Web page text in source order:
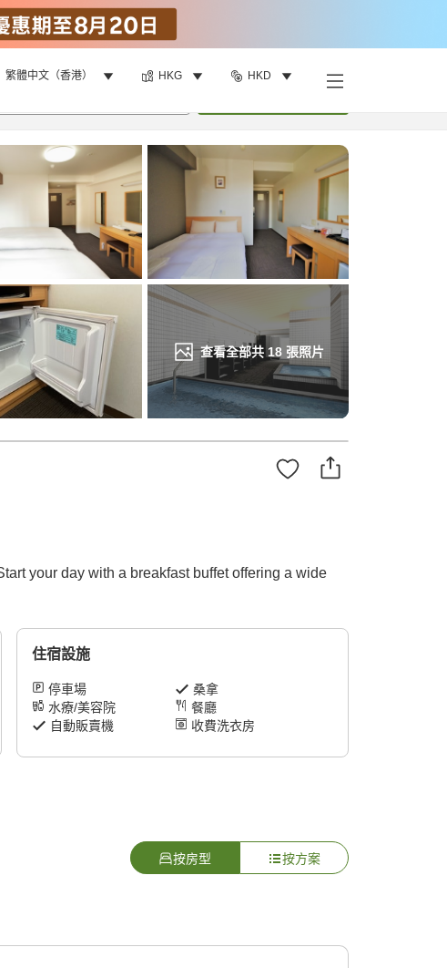
繁體中文（香港） HKG HKD
查看全部共 18張照片
your day with a breakfast buffet offering a wide
住宿設施
停車場
桑拿
水療/美容院
餐廳
自動販賣機
收費洗衣房
按房型 按方案